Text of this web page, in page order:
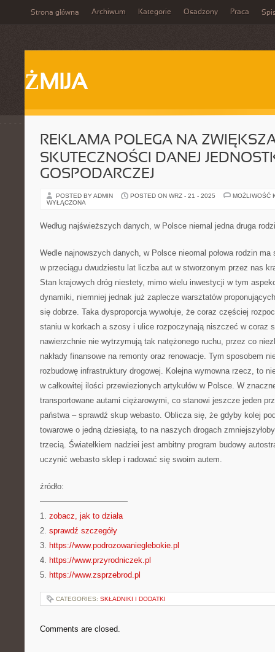
Strona główna Archiwum Kategorie Osadzony Praca
ŻMIJA
REKLAMA POLEGA NA
SKUTECZNOŚCI DANEJ
GOSPODARCZEJ
POSTED BY ADMIN POSTED ON WRZ - 21 - 2025
MOŻLIWOŚĆ
WYŁĄCZONA
Według najświeższych danych, w Polsce niemal jedna druga
Wedle najnowszych danych, w Polsce nieomal połowa rodzin
w przeciągu dwudziestu lat liczba aut w stworzonym przez nas
Stan krajowych dróg niestety, mimo wielu inwestycji w tym
dynamiki, niemniej jednak już zaplecze warsztatów
się dobrze. Taka dysproporcja wywołuje, że coraz częściej
staniu w korkach a szosy i ulice rozpoczynają niszczeć w coraz
nawierzchnie nie wytrzymują tak natężonego ruchu, przez co
nakłady finansowe na remonty oraz renowacje. Tym sposobem
rozbudowę infrastruktury drogowej. Kolejna wymowna rzecz, to
w całkowitej ilości przewiezionych artykułów w Polsce. W
transportowane autami ciężarowymi, co stanowi jeszcze jeden
państwa – sprawdź skup webasto. Oblicza się, że gdyby kolej
towarowe o jedną dziesiątą, to na naszych drogach
trzecią. Światełkiem nadziei jest ambitny program budowy
uczynić webasto sklep i radować się swoim autem.
źródło:
———————————
1. zobacz, jak to działa
2. sprawdź szczegóły
3. https://www.podrozowanieglebokie.pl
4. https://www.przyrodniczek.pl
5. https://www.zsprzebrod.pl
CATEGORIES: SKŁADNIKI I DODATKI
Comments are closed.